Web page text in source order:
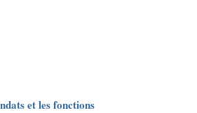
et les fonctions